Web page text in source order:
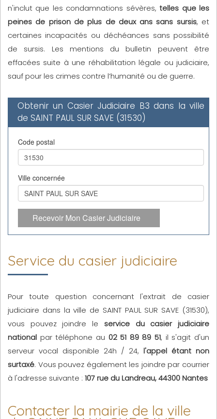
n'inclut que les condamnations sévères,telles que les
peines de prison de plus de deux ans sans sursis, et
certaines incapacités ou déchéances sans possibilité
de sursis. Les mentions du bulletin peuvent être
effacées suite à une réhabilitation légale ou judiciaire,
sauf pour les crimes contre l’humanité ou de guerre.
Obtenir un Casier Judiciaire B3 dans la ville
de SAINT PAUL SUR SAVE (31530)
Code postal
Ville concernée
Recevoir Mon Casier Judiciaire
Service du casier judiciaire
Pour toute question concernant l'extrait de casier
judiciaire dans la ville de SAINT PAUL SUR SAVE (31530),
vous pouvez joindre le service du casier judiciaire
national par téléphone au 02 51 89 89 51, il s'agit d'un
serveur vocal disponible 24h / 24, l'appel étant non
surtaxé. Vous pouvez également les joindre par courrier
à l'adresse suivante : 107 rue du Landreau, 44300 Nantes
Contacter la mairie de la ville